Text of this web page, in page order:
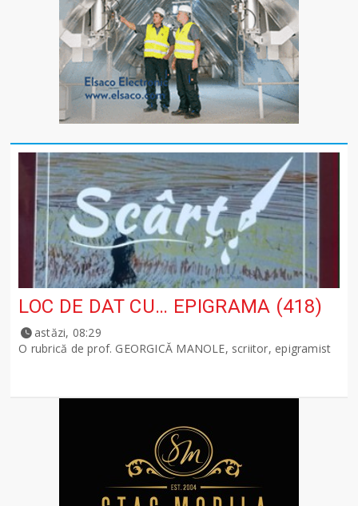
LOC DE DAT CU… EPIGRAMA (418)
astăzi, 08:29
O rubrică de prof. GEORGICĂ MANOLE, scriitor, epigramist